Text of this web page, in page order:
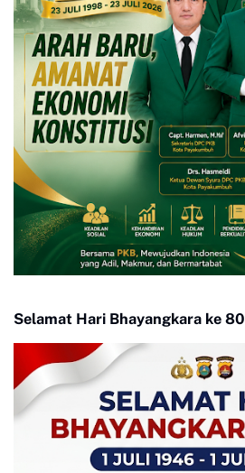
Selamat Hari Bhayangkara ke 80